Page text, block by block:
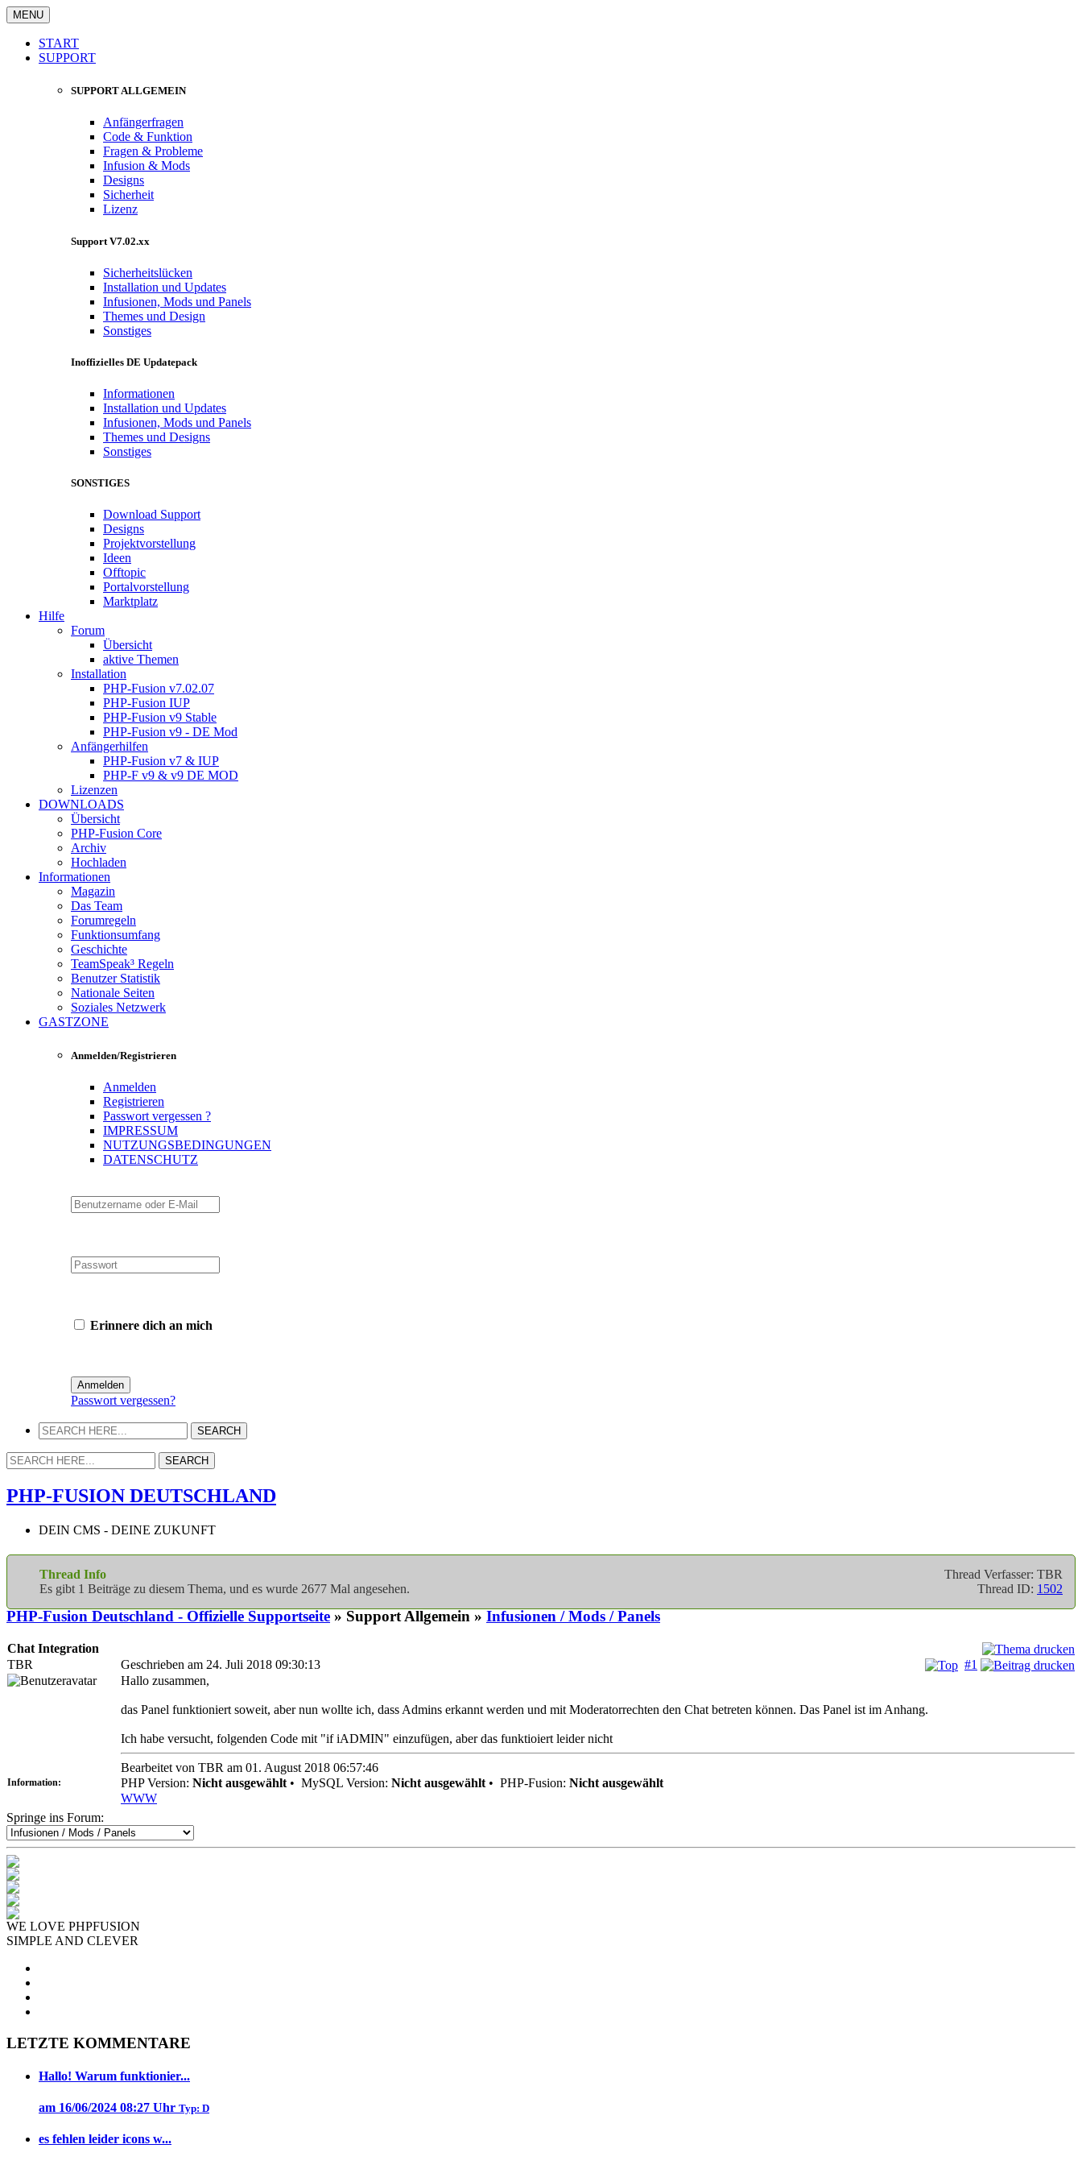
MENU
START
SUPPORT
SUPPORT ALLGEMEIN
Anfängerfragen
Code & Funktion
Fragen & Probleme
Infusion & Mods
Designs
Sicherheit
Lizenz
Support V7.02.xx
Sicherheitslücken
Installation und Updates
Infusionen, Mods und Panels
Themes und Design
Sonstiges
Inoffizielles DE Updatepack
Informationen
Installation und Updates
Infusionen, Mods und Panels
Themes und Designs
Sonstiges
SONSTIGES
Download Support
Designs
Projektvorstellung
Ideen
Offtopic
Portalvorstellung
Marktplatz
Hilfe
Forum
Übersicht
aktive Themen
Installation
PHP-Fusion v7.02.07
PHP-Fusion IUP
PHP-Fusion v9 Stable
PHP-Fusion v9 - DE Mod
Anfängerhilfen
PHP-Fusion v7 & IUP
PHP-F v9 & v9 DE MOD
Lizenzen
DOWNLOADS
Übersicht
PHP-Fusion Core
Archiv
Hochladen
Informationen
Magazin
Das Team
Forumregeln
Funktionsumfang
Geschichte
TeamSpeak³ Regeln
Benutzer Statistik
Nationale Seiten
Soziales Netzwerk
GASTZONE
Anmelden/Registrieren
Anmelden
Registrieren
Passwort vergessen ?
IMPRESSUM
NUTZUNGSBEDINGUNGEN
DATENSCHUTZ
Erinnere dich an mich
Passwort vergessen?
PHP-FUSION DEUTSCHLAND
DEIN CMS - DEINE ZUKUNFT
Thread Verfasser: TBR
Thread ID: 1502
Thread Info
Es gibt 1 Beiträge zu diesem Thema, und es wurde 2677 Mal angesehen.
PHP-Fusion Deutschland - Offizielle Supportseite » Support Allgemein » Infusionen / Mods / Panels
Chat Integration
TBR
#1
Geschrieben am 24. Juli 2018 09:30:13
Hallo zusammen,
das Panel funktioniert soweit, aber nun wollte ich, dass Admins erkannt werden und mit Moderatorrechten den Chat betreten können. Das Panel ist im Anhang.
Ich habe versucht, folgenden Code mit "if iADMIN" einzufügen, aber das funktioiert leider nicht
Bearbeitet von TBR am 01. August 2018 06:57:46
Information: PHP Version: Nicht ausgewählt • MySQL Version: Nicht ausgewählt • PHP-Fusion: Nicht ausgewählt
WWW
Springe ins Forum:
WE LOVE PHPFUSION
SIMPLE AND CLEVER
LETZTE KOMMENTARE
Hallo! Warum funktionier...
am 16/06/2024 08:27 Uhr Typ: D
es fehlen leider icons w...